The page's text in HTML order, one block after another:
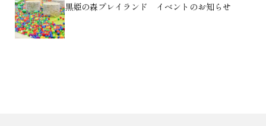
黒姫の森プレイランド イベントのお知らせ